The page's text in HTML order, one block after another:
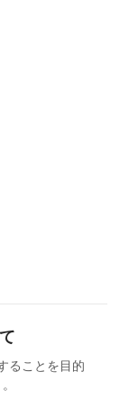
ることを目的